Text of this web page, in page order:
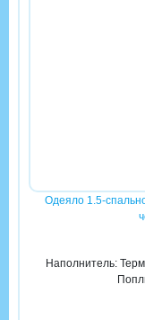
Одеяло 1.5-
Наполнитель: